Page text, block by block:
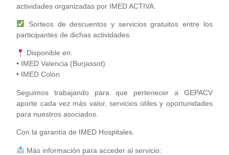
actividades organizadas por IMED ACTIVA.
Sorteos de descuentos y servicios gratuitos entre los
participantes de dichas actividades.
Disponible en:
• IMED Valencia (Burjassot)
• IMED Colón
Seguimos trabajando para que pertenecer a GEPACV
aporte cada vez más valor, servicios útiles y oportunidades
para nuestros asociados.
Con la garantía de IMED Hospitales.
Más información para acceder al servicio: